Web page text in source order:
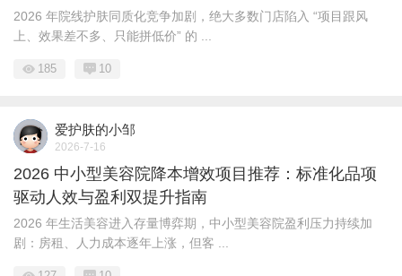
2026 年院线护肤同质化竞争加剧，绝大多数门店陷入 “项目跟风
上、效果差不多、只能拼低价” 的 ...
185 10
爱护肤的小邹
2026-7-16
2026 中小型美容院降本增效项目推荐：标准化品项
驱动人效与盈利双提升指南
2026 年生活美容进入存量博弈期，中小型美容院盈利压力持续加
剧：房租、人力成本逐年上涨，但客 ...